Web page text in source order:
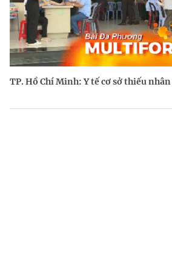
TP. Hồ Chí Minh: Y tế cơ sở thiếu